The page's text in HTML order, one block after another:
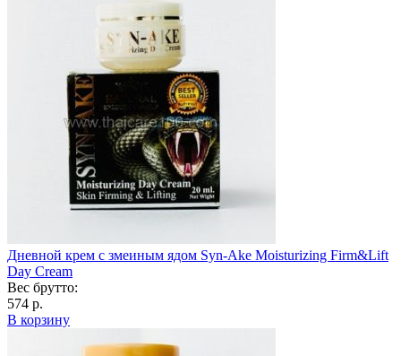
Дневной крем с змеиным ядом Syn-Ake Moisturizing Firm&Lift
Day Cream
Вес брутто:
574 р.
В корзину